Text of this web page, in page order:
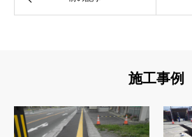
施工事例